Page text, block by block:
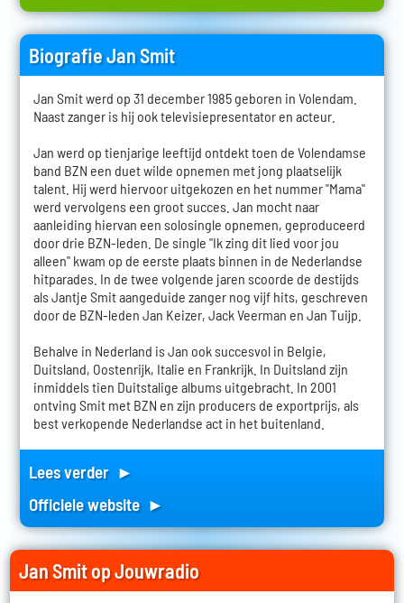
Biografie Jan Smit
Jan Smit werd op 31 december 1985 geboren in Volendam.
Naast zanger is hij ook televisiepresentator en acteur.
Jan werd op tienjarige leeftijd ontdekt toen de Volendamse
band BZN een duet wilde opnemen met jong plaatselijk
talent. Hij werd hiervoor uitgekozen en het nummer "Mama"
werd vervolgens een groot succes. Jan mocht naar
aanleiding hiervan een solosingle opnemen, geproduceerd
door drie BZN-leden. De single "Ik zing dit lied voor jou
alleen" kwam op de eerste plaats binnen in de Nederlandse
hitparades. In de twee volgende jaren scoorde de destijds
als Jantje Smit aangeduide zanger nog vijf hits, geschreven
door de BZN-leden Jan Keizer, Jack Veerman en Jan Tuijp.
Behalve in Nederland is Jan ook succesvol in Belgie,
Duitsland, Oostenrijk, Italie en Frankrijk. In Duitsland zijn
inmiddels tien Duitstalige albums uitgebracht. In 2001
ontving Smit met BZN en zijn producers de exportprijs, als
best verkopende Nederlandse act in het buitenland.
Lees verder ►
Officiele website ►
Jan Smit op Jouwradio